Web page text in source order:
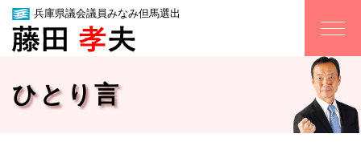
兵庫県議会議員みなみ但馬選出
ひとり言